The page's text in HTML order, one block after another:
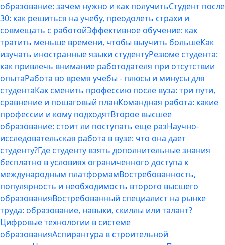
образование: зачем нужно и как получитьСтудент после
30: как решиться на учебу, преодолеть страхи и
совмещать с работойЭффективное обучение: как
тратить меньше времени, чтобы выучить большеКак
изучать иностранные языки студентуРезюме студента:
как привлечь внимание работодателя при отсутствии
опытаРабота во время учебы - плюсы и минусы для
студентаКак сменить профессию после вуза: три пути,
сравнение и пошаговый планКомандная работа: какие
профессии и кому подходятВторое высшее
образование: стоит ли поступать еще разНаучно-
исследовательская работа в вузе: что она дает
студенту?Где студенту взять дополнительные знания
бесплатно в условиях ограниченного доступа к
международным платформамВостребованность,
популярность и необходимость второго высшего
образованияВостребованный специалист на рынке
труда: образование, навыки, скиллы или талант?
Цифровые технологии в системе
образованияАспирантура в строительной